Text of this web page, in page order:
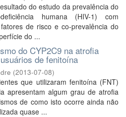
do estudo da prevalência do
humana (HIV-1) com
de risco e co-prevalência do
do ...
do CYP2C9 na atrofia
de fenitoína
(2013-07-08)
que utilizaram fenitoína (FNT)
apresentam algum grau de atrofia
de como isto ocorre ainda não
quase ...